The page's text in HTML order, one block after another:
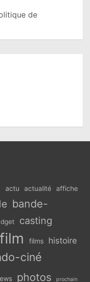
de
actu actualité affiche
bande-
casting
film films histoire
ciné
photos prochain